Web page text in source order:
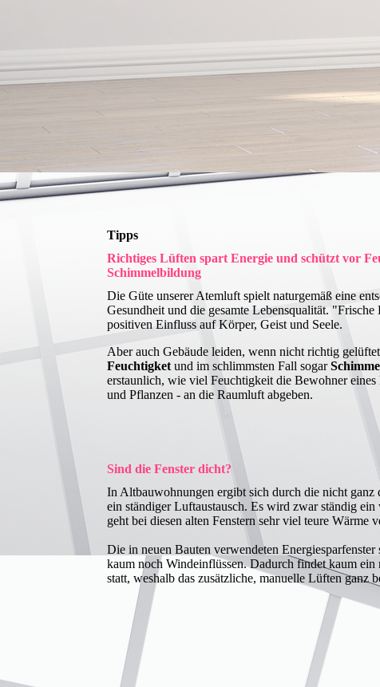
Tipps
Richtiges Lüften spart Energie und schützt vor
Schimmelbildung
Die Güte unserer Atemluft spielt naturgemäß eine
Gesundheit und die gesamte Lebensqualität.
positiven Einfluss auf Körper, Geist und Seele.
Aber auch Gebäude leiden, wenn nicht richtig
Feuchtigket und im schlimmsten Fall sogar
erstaunlich, wie viel Feuchtigkeit die Bewohner eines
und Pflanzen - an die Raumluft abgeben.
Sind die Fenster dicht?
In Altbauwohnungen ergibt sich durch die nicht ganz
ein ständiger Luftaustausch. Es wird zwar ständig
geht bei diesen alten Fenstern sehr viel teure Wärme
Die in neuen Bauten verwendeten
kaum noch Windeinflüssen. Dadurch findet kaum
statt, weshalb das zusätzliche, manuelle Lüften ganz